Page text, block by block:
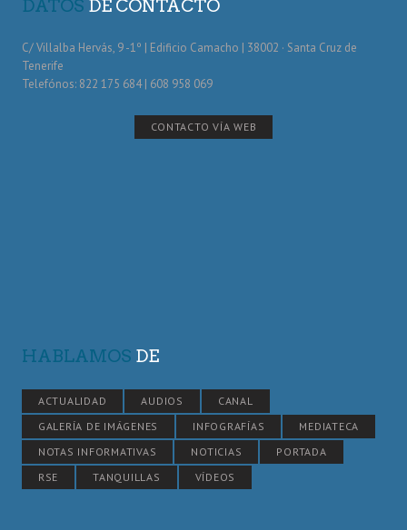
DATOS DE CONTACTO
C/ Villalba Hervás, 9 -1º | Edificio Camacho | 38002 · Santa Cruz de
Tenerife
Telefónos: 822 175 684 | 608 958 069
CONTACTO VÍA WEB
HABLAMOS DE
ACTUALIDAD AUDIOS
CANAL
GALERÍA DE IMÁGENES
INFOGRAFÍAS
MEDIATECA
NOTAS INFORMATIVAS
NOTICIAS
PORTADA
RSE
TANQUILLAS VÍDEOS